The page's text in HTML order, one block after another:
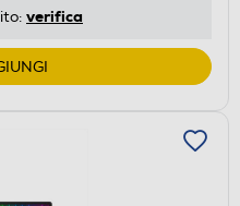
verifica